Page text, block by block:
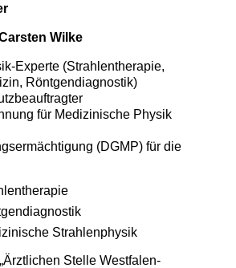
Wilke
Experte (Strahlentherapie,
Röntgendiagnostik)
für Medizinische Physik
(DGMP) für die
Strahlenphysik
Stelle Westfalen-